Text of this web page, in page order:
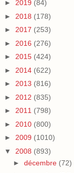
► 2019 (84)
► 2018 (178)
► 2017 (253)
► 2016 (276)
► 2015 (424)
► 2014 (622)
► 2013 (816)
► 2012 (835)
► 2011 (798)
► 2010 (800)
► 2009 (1010)
▼ 2008 (893)
► décembre (72)